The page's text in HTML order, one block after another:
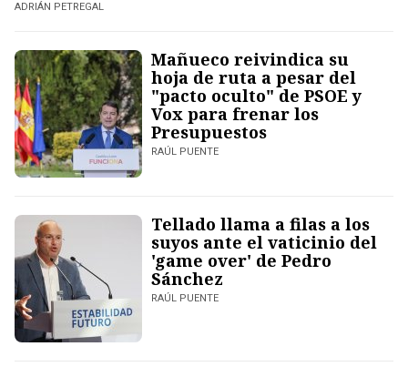
ADRIÁN PETREGAL
Mañueco reivindica su
hoja de ruta a pesar del
"pacto oculto" de PSOE y
Vox para frenar los
Presupuestos
RAÚL PUENTE
Tellado llama a filas a los
suyos ante el vaticinio del
'game over' de Pedro
Sánchez
RAÚL PUENTE